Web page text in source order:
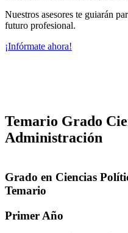
Nuestros asesores te guiarán
futuro profesional.
¡Infórmate ahora!
Temario Grado
Administración
Grado en Ciencias
Temario
Primer Año